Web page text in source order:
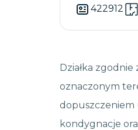
422912
Działka
oznaczonym
dopuszczeniem
kondygnacje